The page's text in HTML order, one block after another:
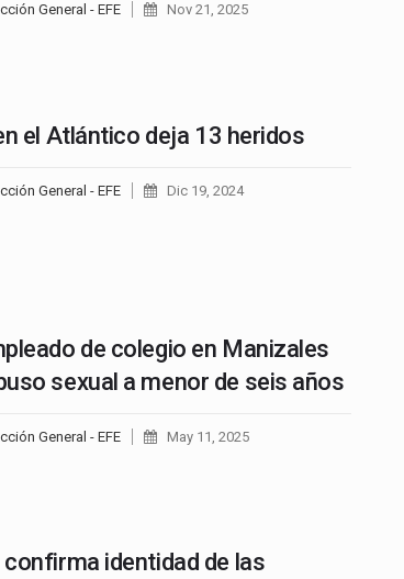
General - EFE Nov 21, 2025
el Atlántico deja 13 heridos
General - EFE Dic 19, 2024
de colegio en Manizales
sexual a menor de seis años
General - EFE May 11, 2025
confirma identidad de las